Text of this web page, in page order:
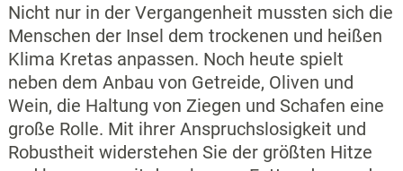
Nicht nur in der Vergangenheit mussten sich die
Menschen der Insel dem trockenen und heißen
Klima Kretas anpassen. Noch heute spielt
neben dem Anbau von Getreide, Oliven und
Wein, die Haltung von Ziegen und Schafen eine
große Rolle. Mit ihrer Anspruchslosigkeit und
Robustheit widerstehen Sie der größten Hitze